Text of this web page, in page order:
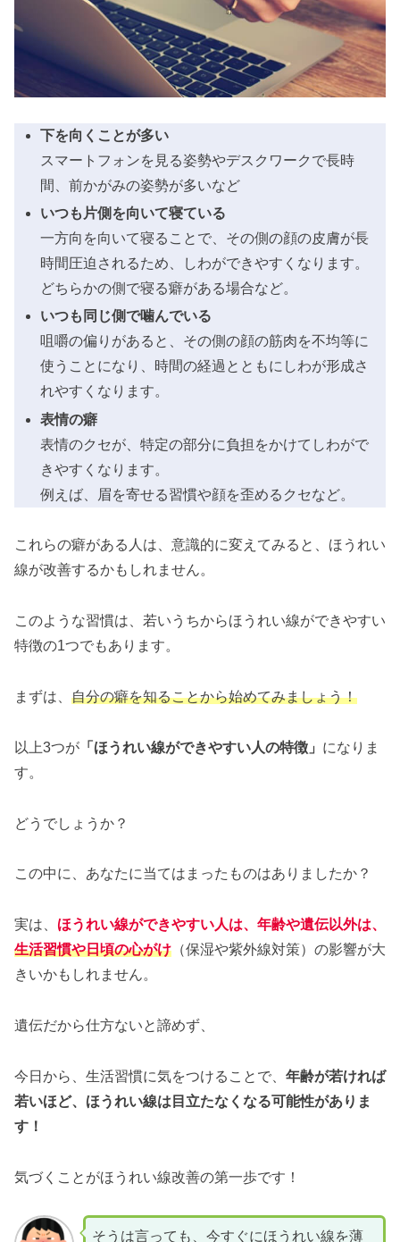
下を向くことが多い
スマートフォンを見る姿勢やデスクワークで長時
間、前かがみの姿勢が多いなど
いつも片側を向いて寝ている
一方向を向いて寝ることで、その側の顔の皮膚が長
時間圧迫されるため、しわができやすくなります。
どちらかの側で寝る癖がある場合など。
いつも同じ側で噛んでいる
咀嚼の偏りがあると、その側の顔の筋肉を不均等に
使うことになり、時間の経過とともにしわが形成さ
れやすくなります。
表情の癖
表情のクセが、特定の部分に負担をかけてしわがで
きやすくなります。
例えば、眉を寄せる習慣や顔を歪めるクセなど。
これらの癖がある人は、意識的に変えてみると、ほうれい
線が改善するかもしれません。
このような習慣は、若いうちからほうれい線ができやすい
特徴の1つでもあります。
まずは、 自分の癖を知ることから始めてみましょう！
以上3つが 「ほうれい線ができやすい人の特徴」 になりま
す。
どうでしょうか？
この中に、あなたに当てはまったものはありましたか？
実は、 ほうれい線ができやすい人は、年齢や遺伝以外は、
生活習慣や日頃の心がけ （保湿や紫外線対策）の影響が大
きいかもしれません。
遺伝だから仕方ないと諦めず、
今日から、生活習慣に気をつけることで、 年齢が若ければ
若いほど、ほうれい線は目立たなくなる可能性がありま
す！
気づくことがほうれい線改善の第一歩です！
そうは言っても、今すぐにほうれい線を薄